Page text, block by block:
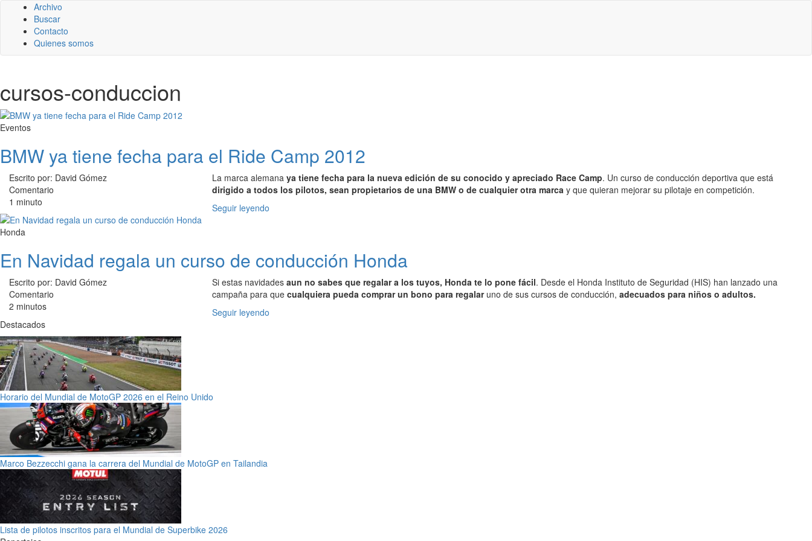
Archivo
Buscar
Contacto
Quienes somos
cursos-conduccion
Eventos
BMW ya tiene fecha para el Ride Camp 2012
Escrito por: David Gómez
Comentario
1 minuto
La marca alemana ya tiene fecha para la nueva edición de su conocido y apreciado Race Camp. Un curso de conducción deportiva que está
dirigido a todos los pilotos, sean propietarios de una BMW o de cualquier otra marca y que quieran mejorar su pilotaje en competición.
Seguir leyendo
Honda
En Navidad regala un curso de conducción Honda
Escrito por: David Gómez
Comentario
2 minutos
Si estas navidades aun no sabes que regalar a los tuyos, Honda te lo pone fácil. Desde el Honda Instituto de Seguridad (HIS) han lanzado una
campaña para que cualquiera pueda comprar un bono para regalaruno de sus cursos de conducción, adecuados para niños o adultos.
Seguir leyendo
Destacados
Horario del Mundial de MotoGP 2026 en el Reino Unido
Marco Bezzecchi gana la carrera del Mundial de MotoGP en Tailandia
Lista de pilotos inscritos para el Mundial de Superbike 2026